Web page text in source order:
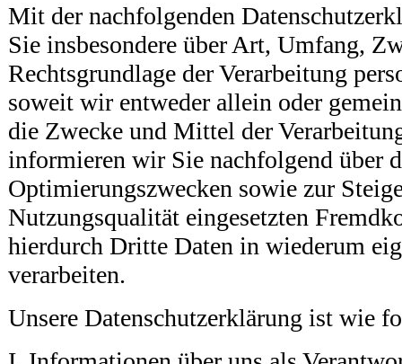
Mit der nachfolgenden
Sie insbesondere über Art, Umfang,
Rechtsgrundlage der Verarbeitung
soweit wir entweder allein oder
die Zwecke und Mittel der
informieren wir Sie nachfolgend über
Optimierungszwecken sowie zur
Nutzungsqualität eingesetzten
hierdurch Dritte Daten in wiederum
verarbeiten.
Unsere Datenschutzerklärung ist wie